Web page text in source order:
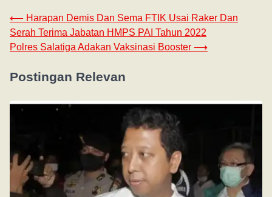
⟵ Harapan Demis Dan Sema FTIK Usai Raker Dan
Serah Terima Jabatan HMPS PAI Tahun 2022
Polres Salatiga Adakan Vaksinasi Booster ⟶
Postingan Relevan